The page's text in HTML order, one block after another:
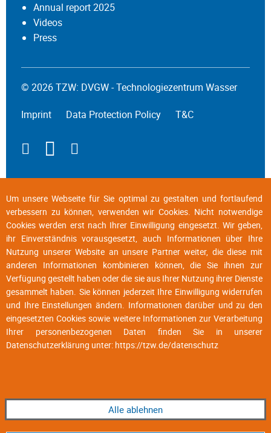
Annual report 2025
Videos
Press
© 2026 TZW: DVGW - Technologiezentrum Wasser
Imprint Data Protection Policy T&C
Um unsere Webseite für Sie optimal zu gestalten und fortlaufend
verbessern zu können, verwenden wir Cookies. Nicht notwendige
Cookies werden erst nach Ihrer Einwilligung eingesetzt. Wir geben,
ihr Einverständnis vorausgesetzt, auch Informationen über Ihre
Nutzung unserer Website an unsere Partner weiter, die diese mit
anderen Informationen kombinieren können, die Sie ihnen zur
Verfügung gestellt haben oder die sie aus Ihrer Nutzung ihrer Dienste
gesammelt haben. Sie können jederzeit Ihre Einwilligung widerrufen
und Ihre Einstellungen ändern. Informationen darüber und zu den
eingesetzten Cookies sowie weitere Informationen zur Verarbeitung
Ihrer personenbezogenen Daten finden Sie in unserer
Datenschutzerklärung unter: https://tzw.de/datenschutz
Alle ablehnen